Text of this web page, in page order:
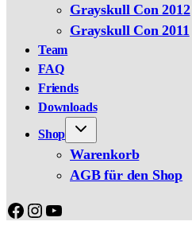
Grayskull Con 2012
Grayskull Con 2011
Team
FAQ
Friends
Downloads
Shop
Warenkorb
AGB für den Shop
Facebook
Instagram
YouTube